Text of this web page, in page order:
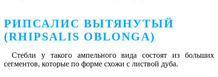
РИПСАЛИС ВЫТЯНУТЫЙ
(RHIPSALIS OBLONGA)
Стебли у такого ампельного вида состоят из больших
сегментов, которые по форме схожи с листвой дуба.